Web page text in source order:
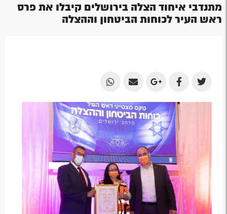
מתנדבי איחוד הצלה בירושלים קיבלו את פרס
ראש העיר לכוחות הביטחון וההצלה
Share
on
Twitter
Share
on
Facebook
Share
on
Google
Plus
Share
by
Email
Share
by
Email